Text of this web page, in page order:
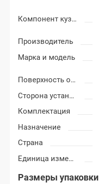
Компонент кузова
Производитель
Марка и модель
Поверхность облицовки (накладки) зеркал
Сторона установки
Комплектация
Назначение
Страна
Единица измерения
Размеры упаковки